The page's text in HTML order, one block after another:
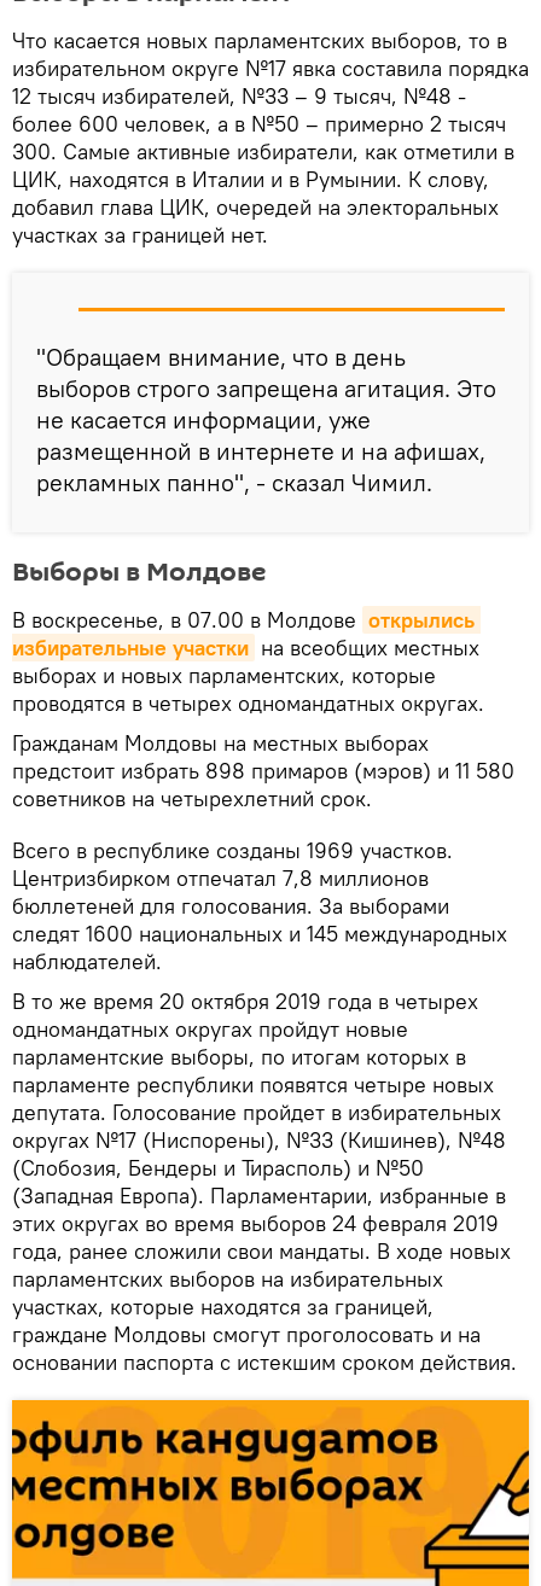
Что касается новых парламентских выборов, то в
избирательном округе №17 явка составила порядка
12 тысяч избирателей, №33 – 9 тысяч, №48 -
более 600 человек, а в №50 – примерно 2 тысяч
300. Самые активные избиратели, как отметили в
ЦИК, находятся в Италии и в Румынии. К слову,
добавил глава ЦИК, очередей на электоральных
участках за границей нет.
"Обращаем внимание, что в день
выборов строго запрещена агитация. Это
не касается информации, уже
размещенной в интернете и на афишах,
рекламных панно", - сказал Чимил.
Выборы в Молдове
В воскресенье, в 07.00 в Молдове открылись
избирательные участки на всеобщих местных
выборах и новых парламентских, которые
проводятся в четырех одномандатных округах.
Гражданам Молдовы на местных выборах
предстоит избрать 898 примаров (мэров) и 11 580
советников на четырехлетний срок.
Всего в республике созданы 1969 участков.
Центризбирком отпечатал 7,8 миллионов
бюллетеней для голосования. За выборами
следят 1600 национальных и 145 международных
наблюдателей.
В то же время 20 октября 2019 года в четырех
одномандатных округах пройдут новые
парламентские выборы, по итогам которых в
парламенте республики появятся четыре новых
депутата. Голосование пройдет в избирательных
округах №17 (Ниспорены), №33 (Кишинев), №48
(Слобозия, Бендеры и Тирасполь) и №50
(Западная Европа). Парламентарии, избранные в
этих округах во время выборов 24 февраля 2019
года, ранее сложили свои мандаты. В ходе новых
парламентских выборов на избирательных
участках, которые находятся за границей,
граждане Молдовы смогут проголосовать и на
основании паспорта с истекшим сроком действия.